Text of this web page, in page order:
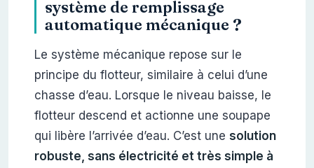
système de remplissage
automatique mécanique ?
Le système mécanique repose sur le
principe du flotteur, similaire à celui d’une
chasse d’eau. Lorsque le niveau baisse, le
flotteur descend et actionne une soupape
qui libère l’arrivée d’eau. C’est une solution
robuste, sans électricité et très simple à